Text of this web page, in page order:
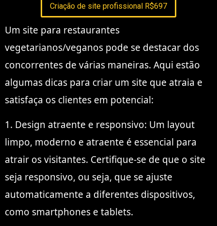
Criação de site profissional R$697
Um site para restaurantes
vegetarianos/veganos pode se destacar dos
concorrentes de várias maneiras. Aqui estão
algumas dicas para criar um site que atraia e
satisfaça os clientes em potencial:
1. Design atraente e responsivo: Um layout
limpo, moderno e atraente é essencial para
atrair os visitantes. Certifique-se de que o site
seja responsivo, ou seja, que se ajuste
automaticamente a diferentes dispositivos,
como smartphones e tablets.